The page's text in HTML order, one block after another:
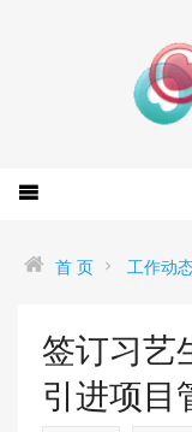
首 页 工作动
签订习艺
引进项目